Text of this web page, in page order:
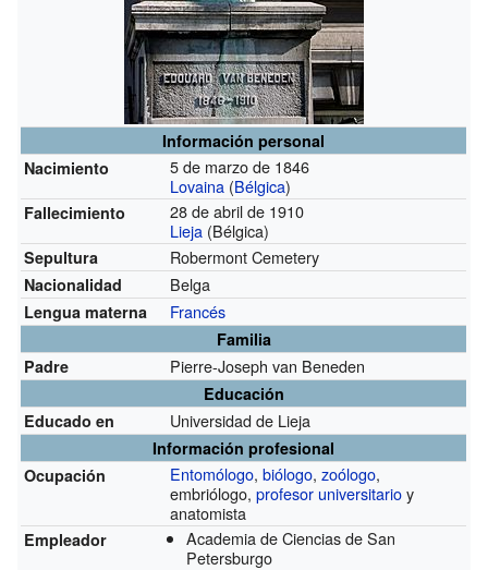
Información personal
Nacimiento
5 de marzo de 1846
Lovaina (Bélgica)
Fallecimiento
28 de abril de 1910
Lieja (Bélgica)
Sepultura Robermont Cemetery
Nacionalidad Belga
Lengua materna Francés
Familia
Padre
Pierre-Joseph van Beneden
Educación
Educado en
Universidad de Lieja
Información profesional
Ocupación
Entomólogo,biólogo,zoólogo,
embriólogo,profesor universitarioy
anatomista
Empleador
Academia de Ciencias de San
Petersburgo